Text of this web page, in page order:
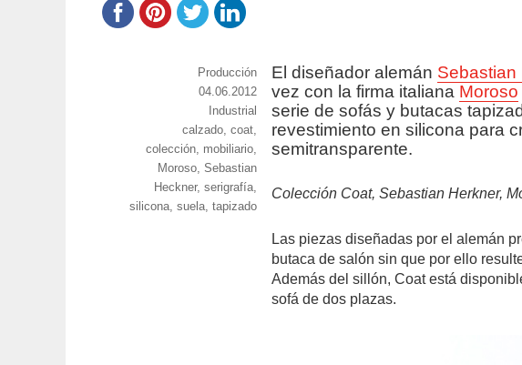
El diseñador alemán Sebastian
vez con la firma italiana Moroso
serie de sofás y butacas
revestimiento en silicona para
semitransparente.
Colección Coat, Sebastian Herkner,
Las piezas diseñadas por el alemán
butaca de salón sin que por ello
Además del sillón, Coat está
sofá de dos plazas.
https://www.experimenta.es/author/produccion/
Producción
Publicado
04.06.2012
Categorías
Industrial
Etiquetas
calzado,coat,
colección, mobiliario,
Moroso,Sebastian
Heckner,serigrafía,
silicona,suela,tapizado